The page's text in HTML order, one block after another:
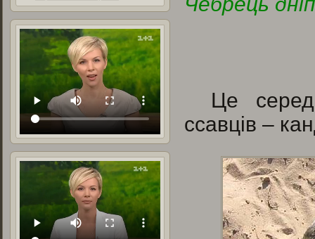
Це
ссавців –